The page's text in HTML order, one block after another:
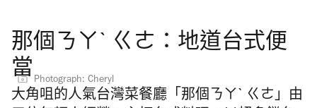
那個ㄋㄚˋ ㄍㄜ：地道台式便
當 Photograph: Cheryl
大角咀的人氣台灣菜餐廳「那個ㄋㄚˋ ㄍㄜ」由